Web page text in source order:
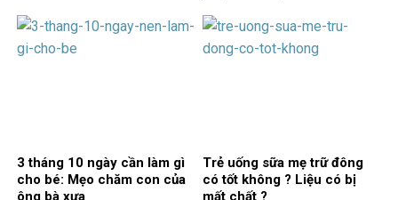
3 tháng 10 ngày cần làm gì
cho bé: Mẹo chăm con của
ông bà xưa
Trẻ uống sữa mẹ trữ đông
có tốt không ? Liệu có bị
mất chất ?